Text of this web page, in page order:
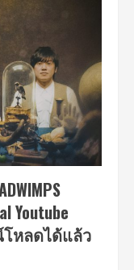
Youtube
โหลดได้แล้ว